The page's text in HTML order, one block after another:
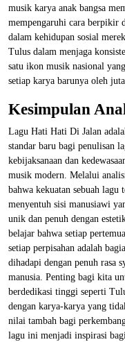
musik karya anak bangsa
mempengaruhi cara berpikir
dalam kehidupan sosial
Tulus dalam menjaga
satu ikon musik nasional
setiap karya barunya oleh
Kesimpulan
Lagu Hati Hati Di Jalan
standar baru bagi penulisan
kebijaksanaan dan
musik modern. Melalui
bahwa kekuatan sebuah lagu
menyentuh sisi manusiawi
unik dan penuh dengan
belajar bahwa setiap
setiap perpisahan adalah
dihadapi dengan penuh rasa
manusia. Penting bagi kita
berdedikasi tinggi seperti
dengan karya-karya yang
nilai tambah bagi
lagu ini menjadi inspirasi